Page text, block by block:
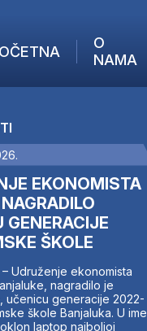
O
NAMA
MEDIJA
EKONOMISTA
GENERACIJE
ŠKOLE
Udruženje ekonomista
nagradilo je
učenicu generacije 2022-
škole Banjaluka. U ime
laptop najboljoj